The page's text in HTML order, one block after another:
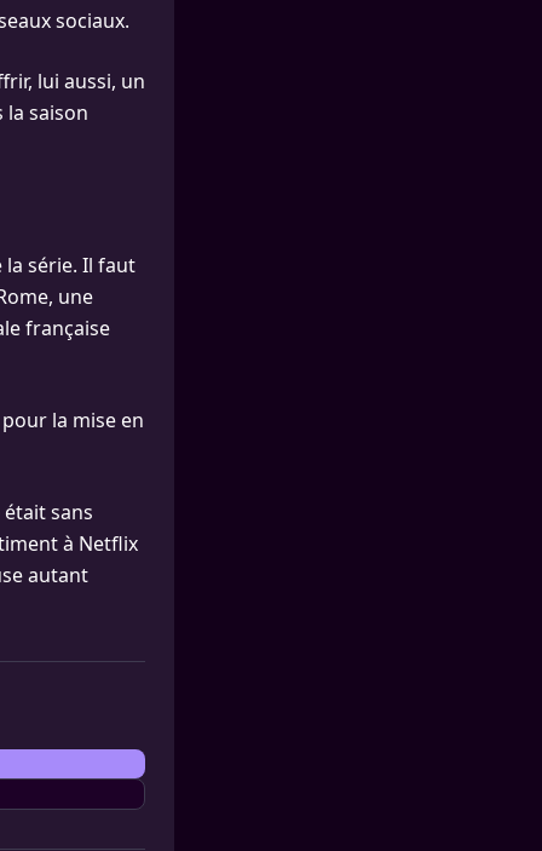
sociaux.
lui aussi, un
la saison
la série. Il faut
une
française
la mise en
sans
à Netflix
autant